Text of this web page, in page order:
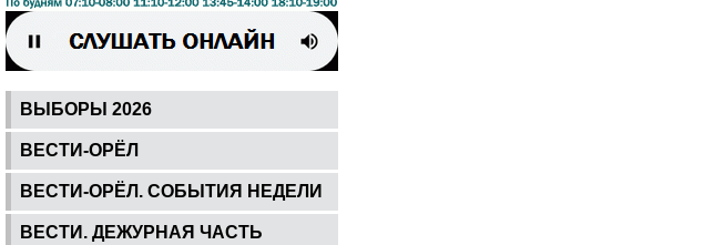
ВЫБОРЫ 2026
ВЕСТИ-ОРЁЛ
ВЕСТИ-ОРЁЛ. СОБЫТИЯ НЕДЕЛИ
ВЕСТИ. ДЕЖУРНАЯ ЧАСТЬ